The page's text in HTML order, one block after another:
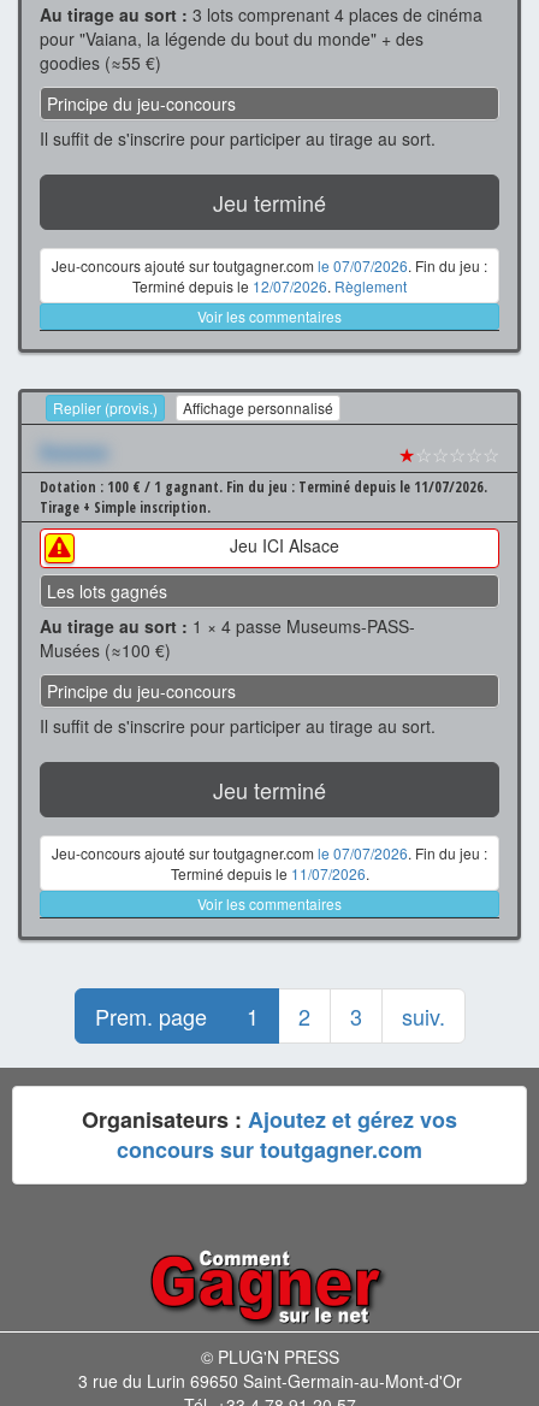
Au tirage au sort : 3 lots comprenant 4 places de cinéma
pour "Vaiana, la légende du bout du monde" + des
goodies (≈55 €)
Principe du jeu-concours
Il suffit de s'inscrire pour participer au tirage au sort.
Jeu terminé
Jeu-concours ajouté sur toutgagner.com le 07/07/2026. Fin du jeu :
Terminé depuis le 12/07/2026. Règlement
Voir les commentaires
Replier (provis.) Affichage personnalisé
Xxxxxxx ★☆☆☆☆☆
Dotation : 100 € / 1 gagnant. Fin du jeu : Terminé depuis le 11/07/2026.
Tirage + Simple inscription.
Jeu ICI Alsace
Les lots gagnés
Au tirage au sort : 1 × 4 passe Museums-PASS-
Musées (≈100 €)
Principe du jeu-concours
Il suffit de s'inscrire pour participer au tirage au sort.
Jeu terminé
Jeu-concours ajouté sur toutgagner.com le 07/07/2026. Fin du jeu :
Terminé depuis le 11/07/2026.
Voir les commentaires
Prem. page 1 2 3 suiv.
Organisateurs : Ajoutez et gérez vos
concours sur toutgagner.com
© PLUG'N PRESS
3 rue du Lurin 69650 Saint-Germain-au-Mont-d'Or